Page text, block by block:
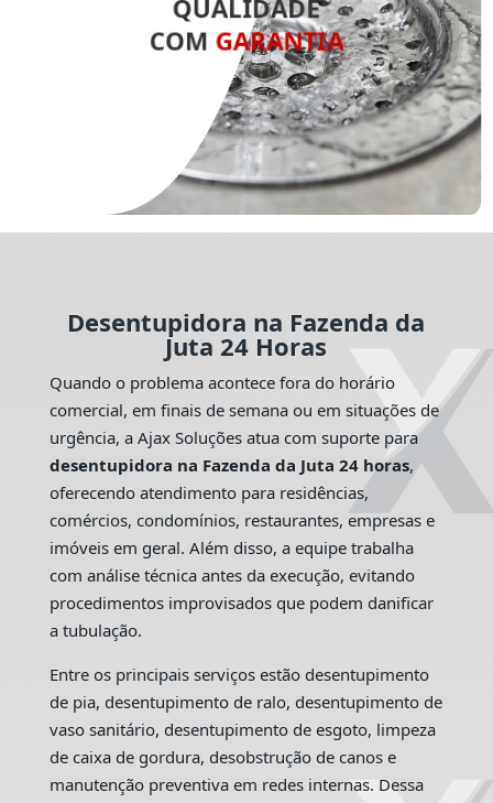
QUALIDADE
COM GARANTIA
Desentupidora na Fazenda da
Juta 24 Horas
Quando o problema acontece fora do horário
comercial, em finais de semana ou em situações de
urgência, a Ajax Soluções atua com suporte para
desentupidora na Fazenda da Juta 24 horas,
oferecendo atendimento para residências,
comércios, condomínios, restaurantes, empresas e
imóveis em geral. Além disso, a equipe trabalha
com análise técnica antes da execução, evitando
procedimentos improvisados que podem danificar
a tubulação.
Entre os principais serviços estão desentupimento
de pia, desentupimento de ralo, desentupimento de
vaso sanitário, desentupimento de esgoto, limpeza
de caixa de gordura, desobstrução de canos e
manutenção preventiva em redes internas. Dessa